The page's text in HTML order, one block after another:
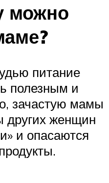
можно
питание
полезным и
зачастую мамы
других женщин
и опасаются